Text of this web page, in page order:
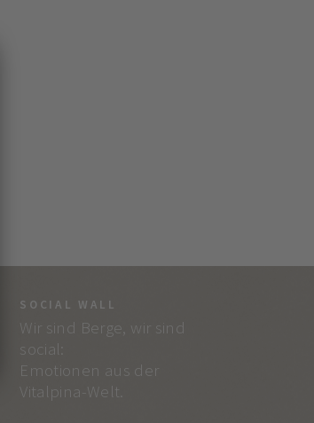
SOCIAL WALL
Wir sind Berge, wir sind
social:
Emotionen aus der
Vitalpina-Welt.